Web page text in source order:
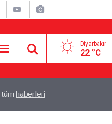
Diyarbakır
22 °C
Erdoğan Suudi Arabistan’a
tüm haberleri